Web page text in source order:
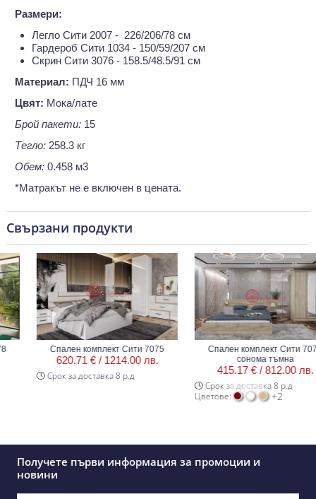
Размери:
Легло Сити 2007 - 226/206/78 см
Гардероб Сити 1034 - 150/59/207 см
Скрин Сити 3076 - 158.5/48.5/91 см
Материал: ПДЧ 16 мм
Цвят: Мока/лате
Брой пакети: 15
Тегло: 258.3 кг
Обем: 0.458 м3
*Матракът не е включен в цената.
Свързани продукти
Спален комплект Сити 7075
620.71 € /1214.00 лв.
Срок за доставка 8 р.д
Спален комплект Сити 7074
сонома тъмна
415.17 € /812.00 лв.
Срок за доставка 8 р.д
Цветове:
+2
Получете първи информация за промоции и
новини